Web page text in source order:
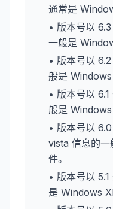
通常是
• 版本号以
一般是
• 版本号以
般是 Windows
• 版本号以
般是 Windows
• 版本号以
vista 信息的
件。
• 版本号以
是 Windows